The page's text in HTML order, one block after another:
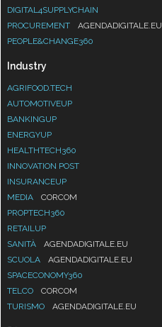
DIGITAL4SUPPLYCHAIN
PROCUREMENT
AGENDADIGITALE.EU
PEOPLE&CHANGE360
Industry
AGRIFOOD.TECH
AUTOMOTIVEUP
BANKINGUP
ENERGYUP
HEALTHTECH360
INNOVATION POST
INSURANCEUP
MEDIA
CORCOM
PROPTECH360
RETAILUP
SANITÀ
AGENDADIGITALE.EU
SCUOLA
AGENDADIGITALE.EU
SPACECONOMY360
TELCO
CORCOM
TURISMO
AGENDADIGITALE.EU